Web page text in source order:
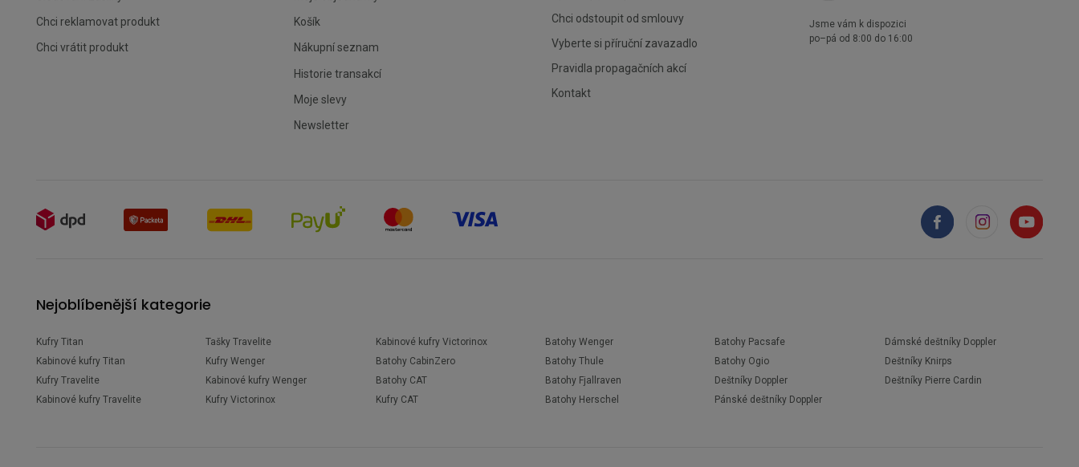
Chci reklamovat produkt
Chci vrátit produkt
Košík
Nákupní seznam
Historie transakcí
Moje slevy
Newsletter
Chci odstoupit od smlouvy
Vyberte si příruční zavazadlo
Pravidla propagačních akcí
Kontakt
Jsme vám k dispozici
po–pá od 8:00 do 16:00
Nejoblíbenější kategorie
Kufry Titan
Kabinové kufry Titan
Kufry Travelite
Kabinové kufry Travelite
Tašky Travelite
Kufry Wenger
Kabinové kufry Wenger
Kufry Victorinox
Kabinové kufry Victorinox
Batohy CabinZero
Batohy CAT
Kufry CAT
Batohy Wenger
Batohy Thule
Batohy Fjallraven
Batohy Herschel
Batohy Pacsafe
Batohy Ogio
Deštníky Doppler
Pánské deštníky Doppler
Dámské deštníky Doppler
Deštníky Knirps
Deštníky Pierre Cardin